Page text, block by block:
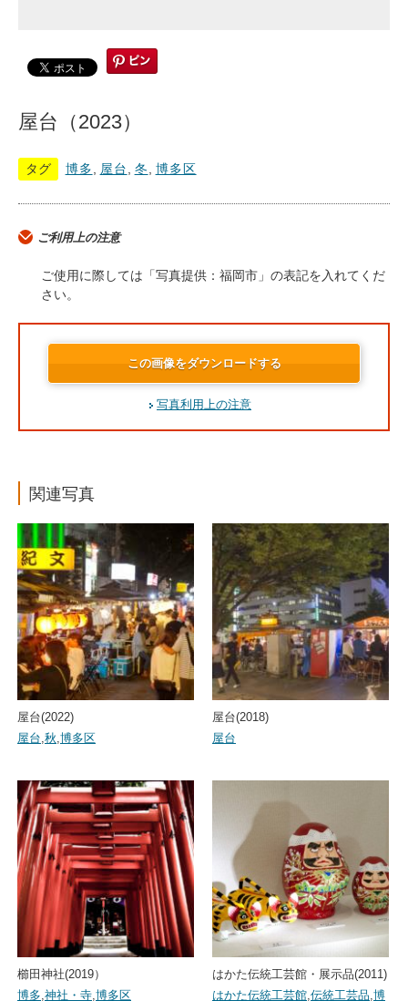
屋台（2023）
タグ 博多 屋台 冬 博多区
ご利用上の注意
ご使用に際しては「写真提供：福岡市」の表記を入れてくだ
さい。
この画像をダウンロードする
写真利用上の注意
関連写真
屋台(2022)
屋台,秋,博多区
屋台(2018)
屋台
櫛田神社(2019）
博多,神社・寺,博多区
はかた伝統工芸館・展示品(2011)
はかた伝統工芸館,伝統工芸品,博